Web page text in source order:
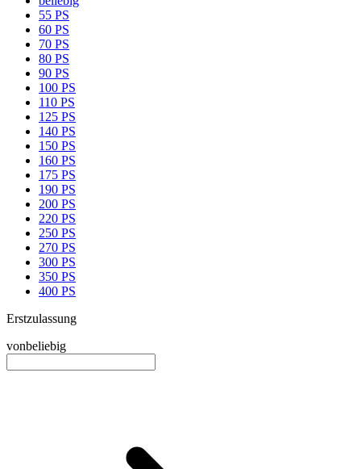
55 PS
60 PS
70 PS
80 PS
90 PS
100 PS
110 PS
125 PS
140 PS
150 PS
160 PS
175 PS
190 PS
200 PS
220 PS
250 PS
270 PS
300 PS
350 PS
400 PS
Erstzulassung
vonbeliebig